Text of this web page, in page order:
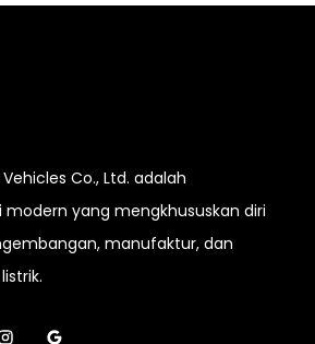
Co., Ltd. adalah
yang mengkhususkan diri
manufaktur, dan